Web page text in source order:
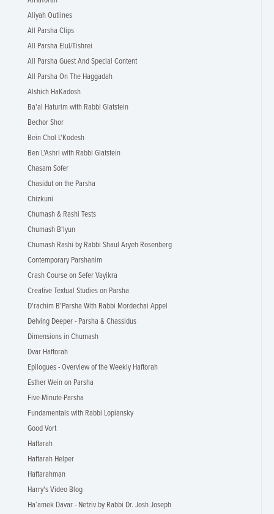
Aliyah Outlines
All Parsha Clips
All Parsha Elul/Tishrei
All Parsha Guest And Special Content
All Parsha On The Haggadah
Alshich HaKadosh
Ba'al Haturim with Rabbi Glatstein
Bechor Shor
Bein Chol L'Kodesh
Ben L'Ashri with Rabbi Glatstein
Chasam Sofer
Chasidut on the Parsha
Chizkuni
Chumash & Rashi Tests
Chumash B'Iyun
Chumash Rashi by Rabbi Shaul Aryeh Rosenberg
Contemporary Parshanim
Crash Course on Sefer Vayikra
Creative Textual Studies on Parsha
D'rachim B'Parsha With Rabbi Mordechai Appel
Delving Deeper - Parsha & Chassidus
Dimensions in Chumash
Dvar Haftorah
Epilogues - Overview of the Weekly Haftorah
Esther Wein on Parsha
Five-Minute-Parsha
Fundamentals with Rabbi Lopiansky
Good Vort
Haftarah
Haftarah Helper
Haftarahman
Harry's Video Blog
Ha’amek Davar - Netziv by Rabbi Dr. Josh Joseph